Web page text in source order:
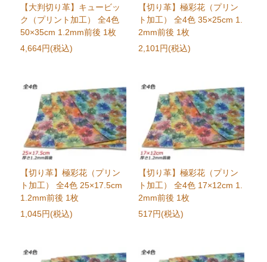
【大判切り革】キュービッ
ク（プリント加工） 全4色
50×35cm 1.2mm前後 1枚
4,664円(税込)
【切り革】極彩花（プリン
ト加工） 全4色 35×25cm 1.
2mm前後 1枚
2,101円(税込)
【切り革】極彩花（プリン
ト加工） 全4色 25×17.5cm
1.2mm前後 1枚
1,045円(税込)
【切り革】極彩花（プリン
ト加工） 全4色 17×12cm 1.
2mm前後 1枚
517円(税込)